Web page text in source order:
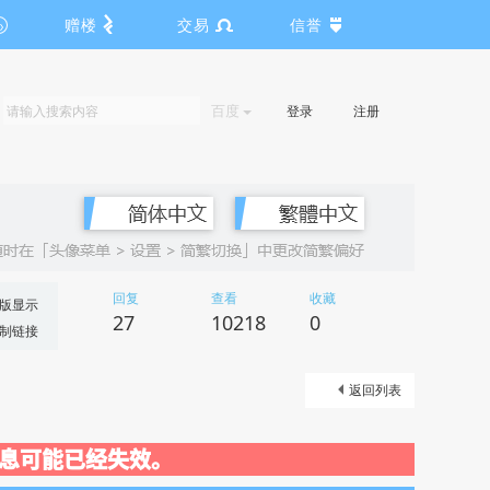
赠楼 交易 信誉
百度 登录 注册
显示
链接
回复
27
查看
10218
收藏
0
返回列表
能已经失效。